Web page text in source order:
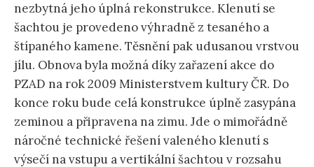
nezbytná jeho úplná rekonstrukce. Klenutí se
šachtou je provedeno výhradně z tesaného a
štípaného kamene. Těsnění pak udusanou vrstvou
jílu. Obnova byla možná díky zařazení akce do
PZAD na rok 2009 Ministerstvem kultury ČR. Do
konce roku bude celá konstrukce úplně zasypána
zeminou a připravena na zimu. Jde o mimořádně
náročné technické řešení valeného klenutí s
výsečí na vstupu a vertikální šachtou v rozsahu